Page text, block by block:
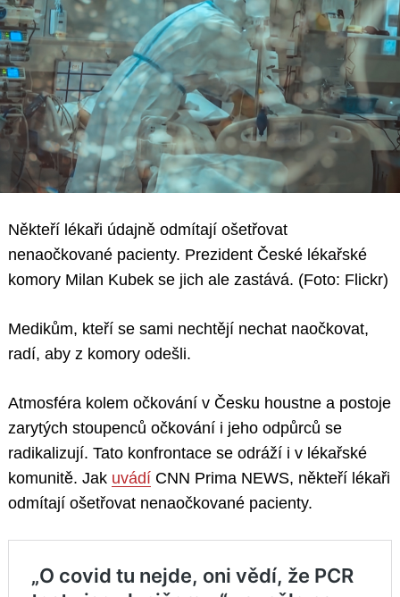
Někteří lékaři údajně odmítají ošetřovat
nenaočkované pacienty. Prezident České lékařské
komory Milan Kubek se jich ale zastává. (Foto: Flickr)
Medikům, kteří se sami nechtějí nechat naočkovat,
radí, aby z komory odešli.
Atmosféra kolem očkování v Česku houstne a postoje
zarytých stoupenců očkování i jeho odpůrců se
radikalizují. Tato konfrontace se odráží i v lékařské
komunitě. Jak uvádí CNN Prima NEWS, někteří lékaři
odmítají ošetřovat nenaočkované pacienty.